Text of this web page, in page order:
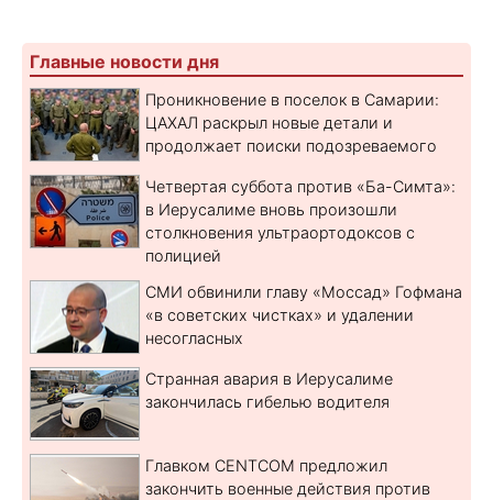
Главные новости дня
Проникновение в поселок в Самарии:
ЦАХАЛ раскрыл новые детали и
продолжает поиски подозреваемого
Четвертая суббота против «Ба-Симта»:
в Иерусалиме вновь произошли
столкновения ультраортодоксов с
полицией
СМИ обвинили главу «Моссад» Гофмана
«в советских чистках» и удалении
несогласных
Странная авария в Иерусалиме
закончилась гибелью водителя
Главком CENTCOM предложил
закончить военные действия против